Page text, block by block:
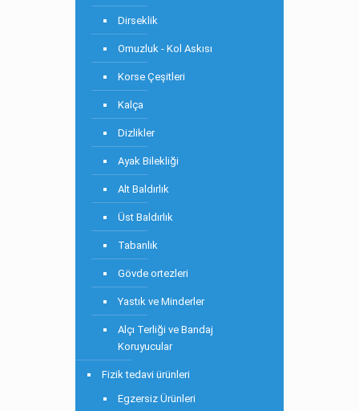
Dirseklik
Omuzluk - Kol Askısı
Korse Çeşitleri
Kalça
Dizlikler
Ayak Bilekliği
Alt Baldırlık
Üst Baldırlık
Tabanlık
Gövde ortezleri
Yastık ve Minderler
Alçı Terliği ve Bandaj
Koruyucular
Fizik tedavi ürünleri
Egzersiz Ürünleri